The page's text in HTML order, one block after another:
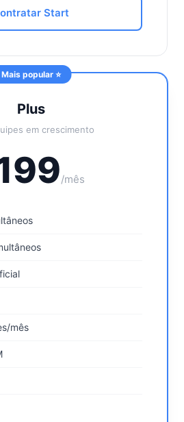
Start
Mais popular ⭐
Plus
em crescimento
/mês
mês